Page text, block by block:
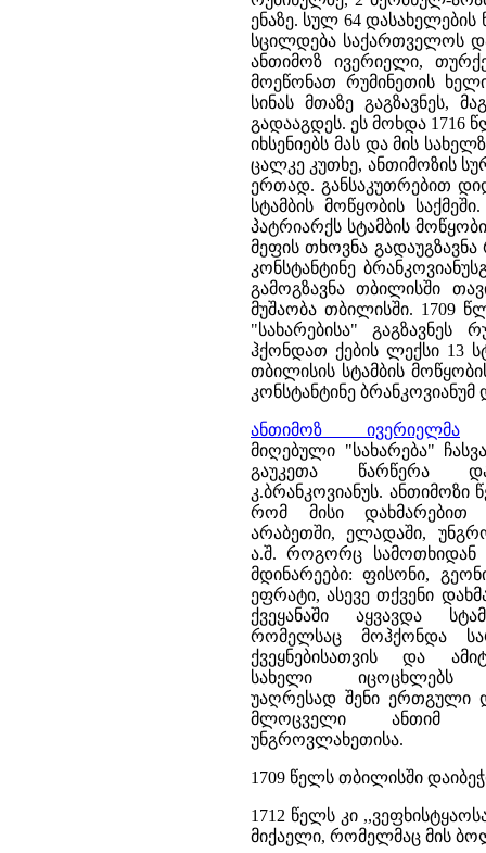
ენაზე. სულ 64
სცილდება საქართველოს
ანთიმოზ ივერიელი,
მოეწონათ რუმინეთის
სინას მთაზე გაგზავნეს,
გადააგდეს. ეს მოხდა 1716
იხსენიებს მას და მის
ცალკე კუთხე, ანთიმოზის
ერთად. განსაკუთრებით
სტამბის მოწყობის
პატრიარქს სტამბის
მეფის თხოვნა
კონსტანტინე
გამოგზავნა თბილისში
მუშაობა თბილისში. 1709
"სახარებისა"
ჰქონდათ ქების ლექსი 13
თბილისის სტამბის
კონსტანტინე
ანთიმოზ ივერიელმა
მიღებული "სახარება"
გაუკეთა წარწერა
კ.ბრანკოვიანუს. ანთიმოზი
რომ მისი
არაბეთში, ელადაში,
ა.შ. როგორც სამოთხიდან
მდინარეები: ფისონი,
ეფრატი, ასევე თქვენი
ქვეყანაში აყვავდა
რომელსაც მოჰქონდა
ქვეყნებისათვის და
სახელი იცოცხლებს
უაღრესად შენი ერთგული
მლოცველი ანთიმ
უნგროვლახეთისა.
1709 წელს თბილისში
1712 წელს კი
მიქაელი, რომელმაც მის